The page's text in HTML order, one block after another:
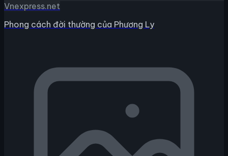
Vnexpress.net
Phong cách đời thường của Phương Ly